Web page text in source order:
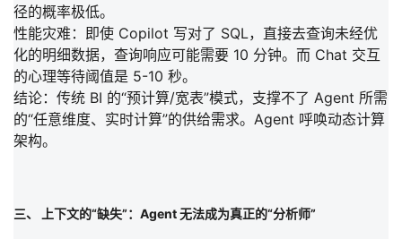
径的概率极低。
性能灾难： 即使 Copilot 写对了 SQL，直接去查询未经优
化的明细数据，查询响应可能需要 10 分钟。而 Chat 交互
的心理等待阈值是 5-10 秒。
结论： 传统 BI 的“预计算/宽表”模式，支撑不了 Agent 所需
的“任意维度、实时计算”的供给需求。 Agent 呼唤动态计算
架构。
三、 上下文的“缺失”：Agent 无法成为真正的“分析师”